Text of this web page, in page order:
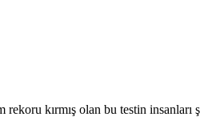
kırmış olan bu testin insanları